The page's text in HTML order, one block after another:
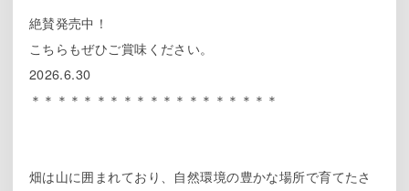
絶賛発売中！
こちらもぜひご賞味ください。
2026.6.30
＊＊＊＊＊＊＊＊＊＊＊＊＊＊＊＊＊＊＊
畑は山に囲まれており、自然環境の豊かな場所で育てたさ